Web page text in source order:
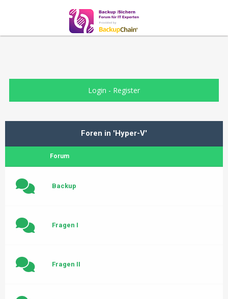
Login - Register
Foren in 'Hyper-V'
Forum
Backup
Fragen I
Fragen II